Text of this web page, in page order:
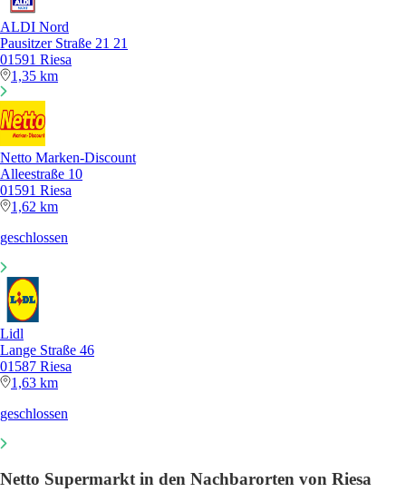
ALDI Nord
Pausitzer Straße 21 21
01591 Riesa
1,35 km
Netto Marken-Discount
Alleestraße 10
01591 Riesa
1,62 km
geschlossen
Lidl
Lange Straße 46
01587 Riesa
1,63 km
geschlossen
Netto Supermarkt in den Nachbarorten von Riesa